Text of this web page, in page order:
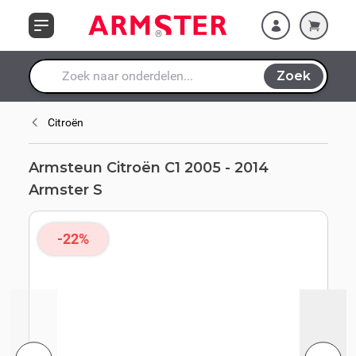
Waar ben je naar op zoek?
Zoek
Citroën
Armsteun Citroën C1 2005 - 2014
Armster S
-22%